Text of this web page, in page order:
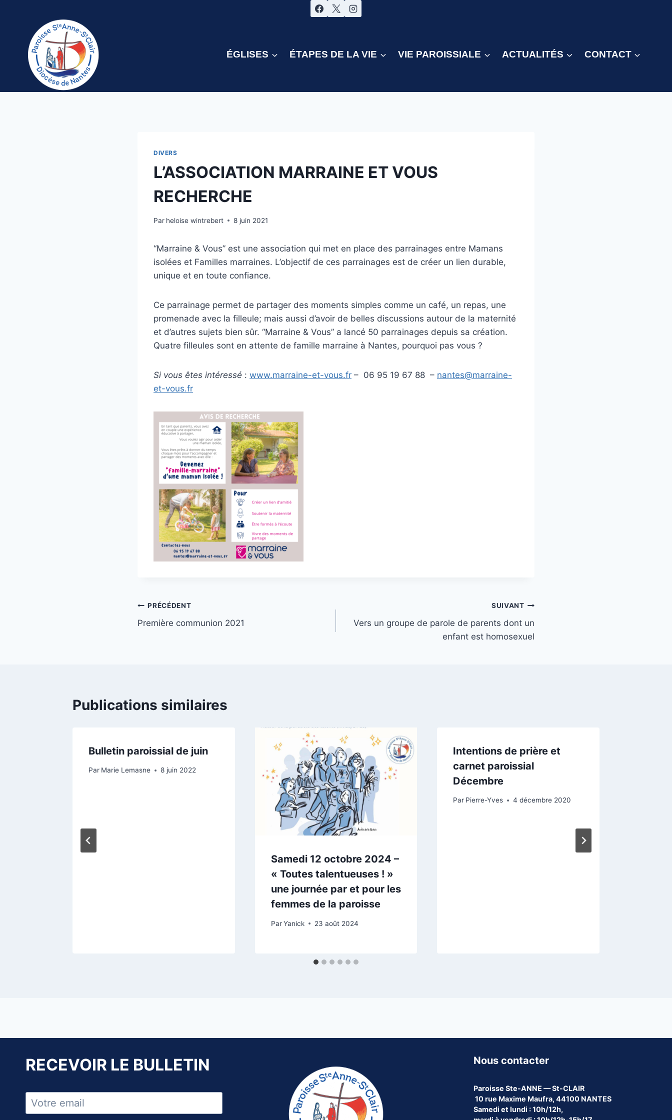
ÉGLISES ÉTAPES DE LA VIE VIE PAROISSIALE ACTUALITÉS CONTACT
DIVERS
L’ASSOCIATION MARRAINE ET VOUS
RECHERCHE
Par heloise wintrebert 8 juin 2021
“Marraine & Vous” est une association qui met en place des parrainages entre Mamans
isolées et Familles marraines. L’objectif de ces parrainages est de créer un lien durable,
unique et en toute confiance.
Ce parrainage permet de partager des moments simples comme un café, un repas, une
promenade avec la filleule; mais aussi d’avoir de belles discussions autour de la maternité
et d’autres sujets bien sûr. “Marraine & Vous” a lancé 50 parrainages depuis sa création.
Quatre filleules sont en attente de famille marraine à Nantes, pourquoi pas vous ?
Si vous êtes intéressé : www.marraine-et-vous.fr – 06 95 19 67 88 – nantes@marraine-
et-vous.fr
Navigation
de
PRÉCÉDENT
Première communion 2021
SUIVANT
Vers un groupe de parole de parents dont un
enfant est homosexuel
Publications similaires
Bulletin paroissial de juin
Par Marie Lemasne 8 juin 2022
Samedi 12 octobre 2024 –
« Toutes talentueuses ! »
une journée par et pour les
femmes de la paroisse
Par Yanick 23 août 2024
Intentions de prière et
carnet paroissial
Décembre
Par Pierre-Yves 4 décembre 2020
RECEVOIR LE BULLETIN Nous contacter
Paroisse Ste-ANNE — St-CLAIR
10 rue Maxime Maufra, 44100 NANTES
Samedi et lundi : 10h/12h,